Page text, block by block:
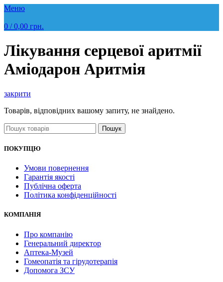
Меню
0 / 0,00 грн.
Лікування серцевої аритмії
Аміодарон Аритмія
закрити
Товарів, відповідних вашому запиту, не знайдено.
Пошук
ПОКУПЦЮ
Умови повернення
Гарантія якості
Публічна оферта
Політика конфіденційності
КОМПАНІЯ
Про компанію
Генеральний директор
Аптека-Музей
Гомеопатія та гірудотерапія
Допомога ЗСУ